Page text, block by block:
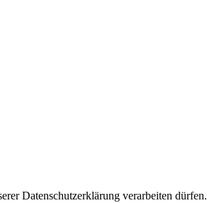
Datenschutzerklärung verarbeiten dürfen.